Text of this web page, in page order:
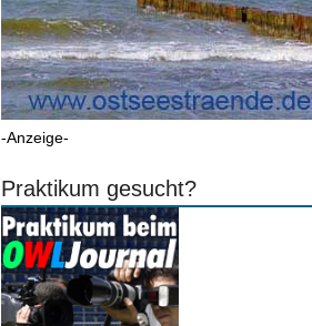
-Anzeige-
Praktikum gesucht?